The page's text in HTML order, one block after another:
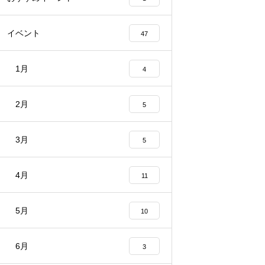
イベント 47
1月 4
2月 5
3月 5
4月 11
5月 10
6月 3